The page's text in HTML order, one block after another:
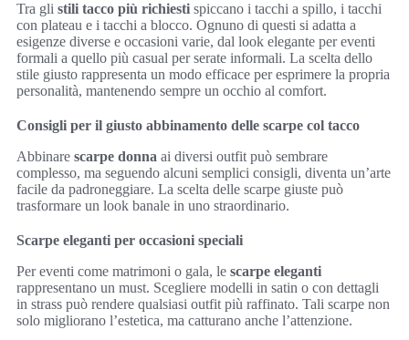
Tra gli stili tacco più richiesti spiccano i tacchi a spillo, i tacchi
con plateau e i tacchi a blocco. Ognuno di questi si adatta a
esigenze diverse e occasioni varie, dal look elegante per eventi
formali a quello più casual per serate informali. La scelta dello
stile giusto rappresenta un modo efficace per esprimere la propria
personalità, mantenendo sempre un occhio al comfort.
Consigli per il giusto abbinamento delle scarpe col tacco
Abbinare scarpe donna ai diversi outfit può sembrare
complesso, ma seguendo alcuni semplici consigli, diventa un’arte
facile da padroneggiare. La scelta delle scarpe giuste può
trasformare un look banale in uno straordinario.
Scarpe eleganti per occasioni speciali
Per eventi come matrimoni o gala, le scarpe eleganti
rappresentano un must. Scegliere modelli in satin o con dettagli
in strass può rendere qualsiasi outfit più raffinato. Tali scarpe non
solo migliorano l’estetica, ma catturano anche l’attenzione.